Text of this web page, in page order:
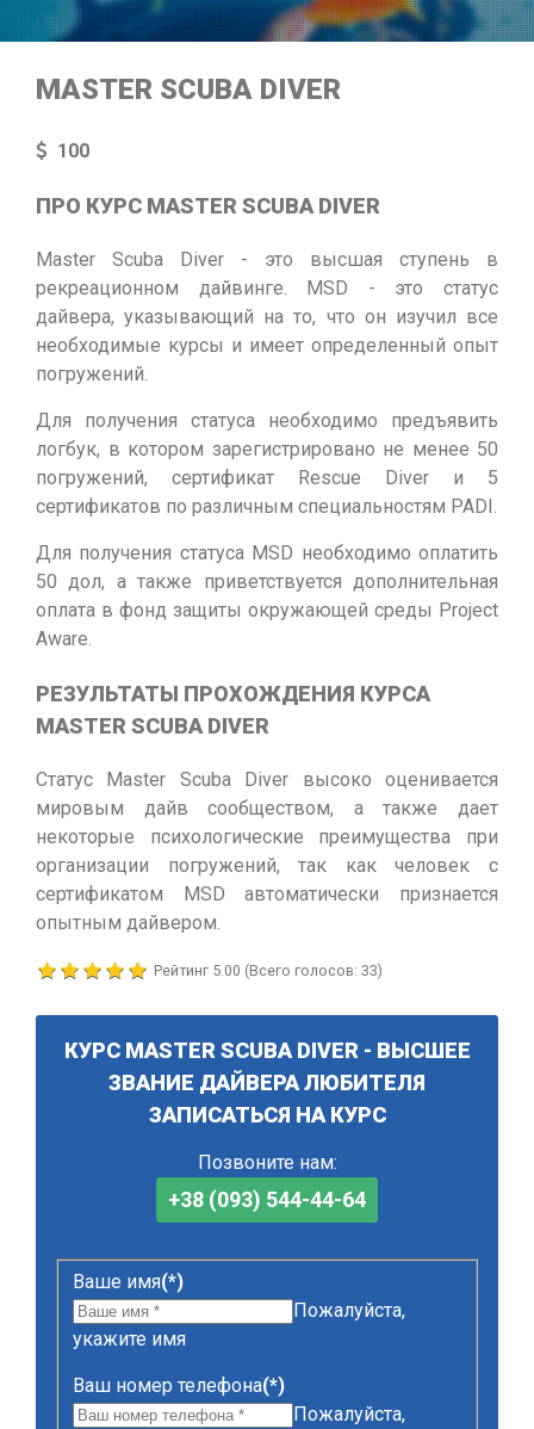
MASTER SCUBA DIVER
100
ПРО КУРС MASTER SCUBA DIVER
Master Scuba Diver - это высшая ступень в
рекреационном дайвинге. MSD - это статус
дайвера, указывающий на то, что он изучил все
необходимые курсы и имеет определенный опыт
погружений.
Для получения статуса необходимо предъявить
логбук, в котором зарегистрировано не менее 50
погружений, сертификат Rescue Diver и 5
сертификатов по различным специальностям PADI.
Для получения статуса MSD необходимо оплатить
50 дол, а также приветствуется дополнительная
оплата в фонд защиты окружающей среды Project
Aware.
РЕЗУЛЬТАТЫ ПРОХОЖДЕНИЯ КУРСА
MASTER SCUBA DIVER
Статус Master Scuba Diver высоко оценивается
мировым дайв сообществом, а также дает
некоторые психологические преимущества при
организации погружений, так как человек с
сертификатом MSD автоматически признается
опытным дайвером.
Рейтинг 5.00 (Всего голосов: 33)
КУРС MASTER SCUBA DIVER - ВЫСШЕЕ
ЗВАНИЕ ДАЙВЕРА ЛЮБИТЕЛЯ
ЗАПИСАТЬСЯ НА КУРС
Позвоните нам:
+38 (093) 544-44-64
Ваше имя(*)
Пожалуйста,
укажите имя
Ваш номер телефона(*)
Пожалуйста,